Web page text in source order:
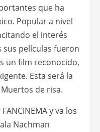
que ha
Popular a nivel
el interés
sus películas fueron
un film reconocido,
Esta será la
de risa.
y va los
Nachman